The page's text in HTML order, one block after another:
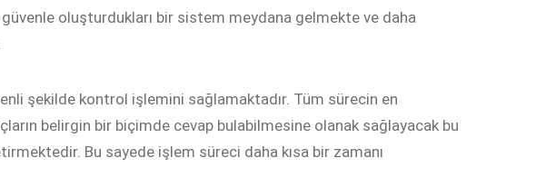
oluşturdukları bir sistem meydana gelmekte ve daha
şekilde kontrol işlemini sağlamaktadır. Tüm sürecin en
belirgin bir biçimde cevap bulabilmesine olanak sağlayacak bu
Bu sayede işlem süreci daha kısa bir zamanı